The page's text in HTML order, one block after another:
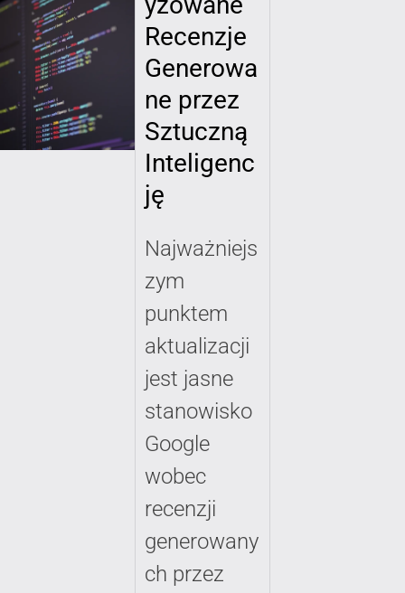
Recenzje
Generowa
ne przez
Sztuczną
Inteligenc
ję
Najważniejs
zym
punktem
aktualizacji
jest jasne
stanowisko
Google
wobec
recenzji
generowany
ch przez